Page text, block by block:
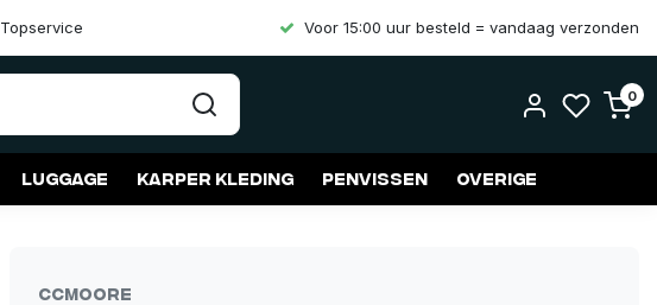
Topservice Voor 15:00 uur besteld = vandaag verzonden
0
Luggage Karper kleding Penvissen Overige
CCMoore